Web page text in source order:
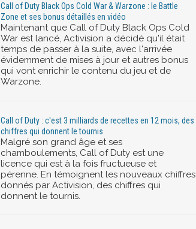
Call of Duty Black Ops Cold War & Warzone : le Battle
Zone et ses bonus détaillés en vidéo
Maintenant que Call of Duty Black Ops Cold
War est lancé, Activision a décidé qu'il était
temps de passer à la suite, avec l'arrivée
évidemment de mises à jour et autres bonus
qui vont enrichir le contenu du jeu et de
Warzone.
Call of Duty : c'est 3 milliards de recettes en 12 mois, des
chiffres qui donnent le tournis
Malgré son grand âge et ses
chamboulements, Call of Duty est une
licence qui est à la fois fructueuse et
pérenne. En témoignent les nouveaux chiffres
donnés par Activision, des chiffres qui
donnent le tournis.